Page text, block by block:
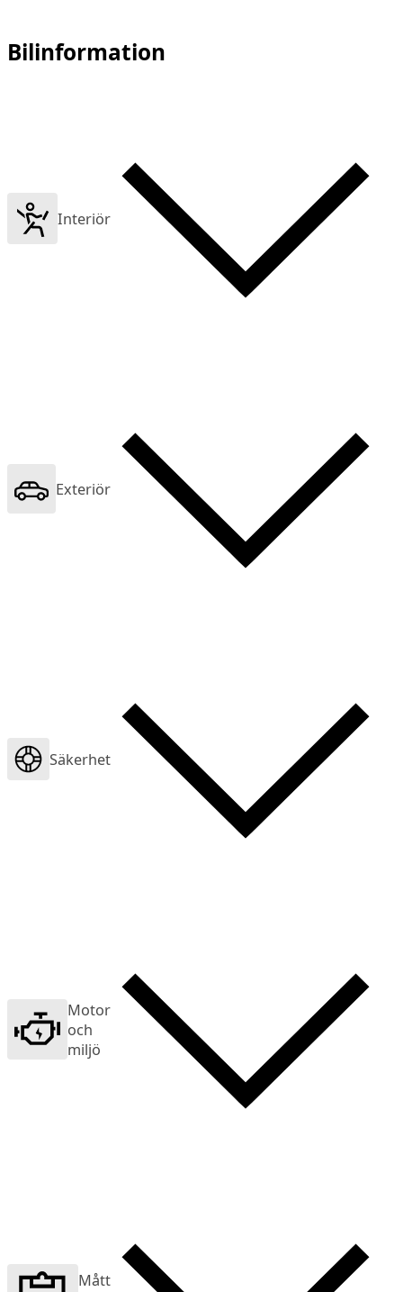
Bilinformation
Interiör
Exteriör
Säkerhet
Motor
och
miljö
Mått